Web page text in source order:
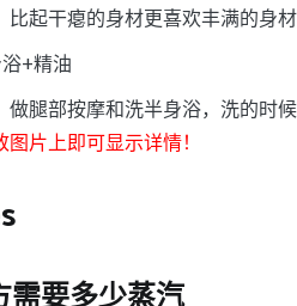
起干瘪的身材更喜欢丰满的身
+精油
做腿部按摩和洗半身浴，洗的时
片上即可显示详情！